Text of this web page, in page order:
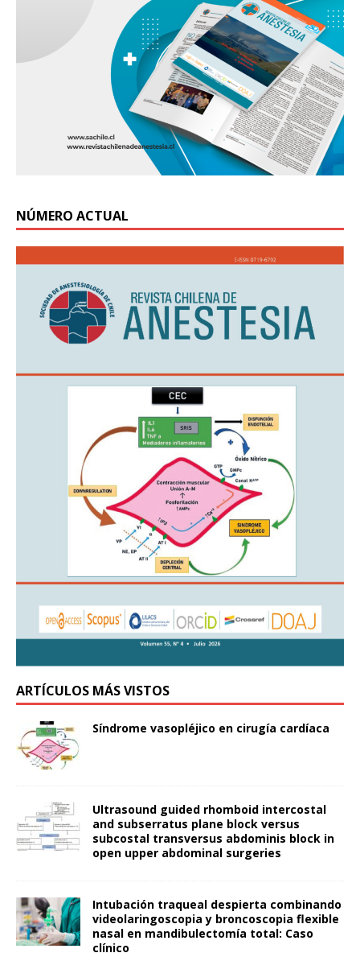
NÚMERO ACTUAL
ARTÍCULOS MÁS VISTOS
Síndrome vasopléjico en cirugía cardíaca
Ultrasound guided rhomboid intercostal
and subserratus plane block versus
subcostal transversus abdominis block in
open upper abdominal surgeries
Intubación traqueal despierta combinando
videolaringoscopia y broncoscopia flexible
nasal en mandibulectomía total: Caso
clínico